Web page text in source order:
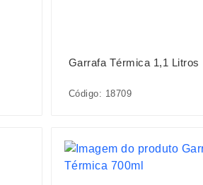
Garrafa Térmica 1,1 Litros
Código: 18709